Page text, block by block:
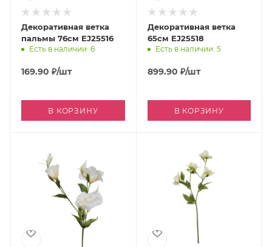
Декоративная ветка
пальмы 76см EJ25516
Есть в наличии: 6
169.90 ₽/шт
В КОРЗИНУ
Декоративная ветка
65см EJ25518
Есть в наличии: 5
899.90 ₽/шт
В КОРЗИНУ